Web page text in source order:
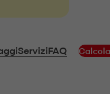
ServiziFAQ